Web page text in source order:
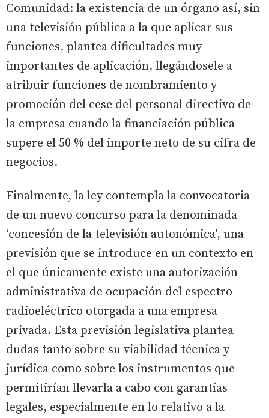
Comunidad: la existencia de un órgano así, sin
una televisión pública a la que aplicar sus
funciones, plantea dificultades muy
importantes de aplicación, llegándosele a
atribuir funciones de nombramiento y
promoción del cese del personal directivo de
la empresa cuando la financiación pública
supere el 50 % del importe neto de su cifra de
negocios.
Finalmente, la ley contempla la convocatoria
de un nuevo concurso para la denominada
‘concesión de la televisión autonómica’, una
previsión que se introduce en un contexto en
el que únicamente existe una autorización
administrativa de ocupación del espectro
radioeléctrico otorgada a una empresa
privada. Esta previsión legislativa plantea
dudas tanto sobre su viabilidad técnica y
jurídica como sobre los instrumentos que
permitirían llevarla a cabo con garantías
legales, especialmente en lo relativo a la